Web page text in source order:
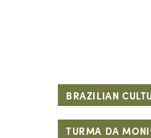
BRAZILIAN
TURMA DA